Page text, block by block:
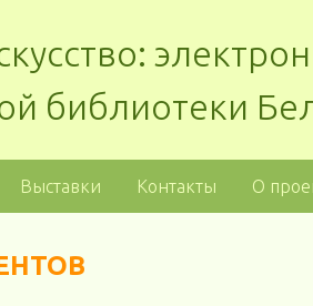
библиотеки
Выставки Контакты О